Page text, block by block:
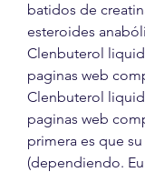
batidos de
esteroides
Clenbuterol
paginas web
Clenbuterol
paginas web
primera es que
(dependiendo.